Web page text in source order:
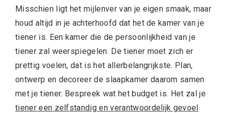
Misschien ligt het mijlenver van je eigen smaak, maar
houd altijd in je achterhoofd dat het de kamer van je
tiener is. Een kamer die de persoonlijkheid van je
tiener zal weerspiegelen. De tiener moet zich er
prettig voelen, dat is het allerbelangrijkste. Plan,
ontwerp en decoreer de slaapkamer daarom samen
met je tiener. Bespreek wat het budget is. Het zal je
tiener een zelfstandig en verantwoordelijk gevoel